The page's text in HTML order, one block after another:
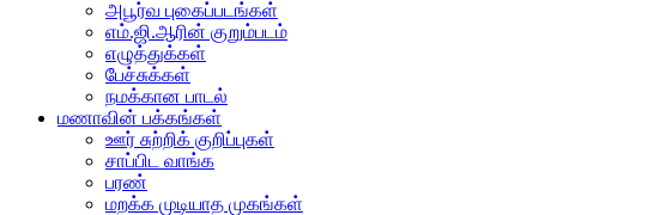
அபூர்வ புகைப்படங்கள்
எம்.ஜி.ஆரின் குறும்படம்
எழுத்துக்கள்
பேச்சுக்கள்
நமக்கான பாடல்
மணாவின் பக்கங்கள்
ஊர் சுற்றிக் குறிப்புகள்
சாப்பிட வாங்க
பரண்
மறக்க முடியாத முகங்கள்